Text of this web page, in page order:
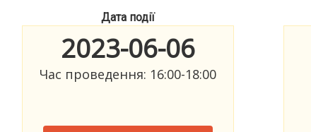
Дата події
2023-06-06
Час проведення: 16:00-18:00